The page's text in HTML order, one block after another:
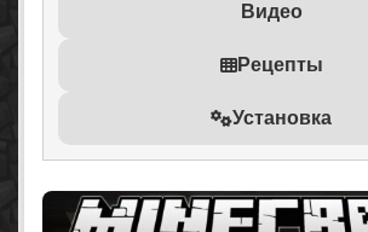
Видео
Рецепты
Установка